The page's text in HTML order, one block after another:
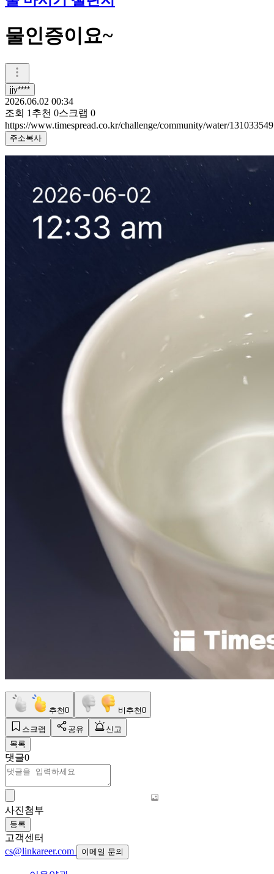
물인증이요~
jjy****
2026.06.02 00:34
조회 1 추천 0스크랩 0
https://www.timespread.co.kr/challenge/community/water/131033549
주소복사
추천0 비추천0
스크랩 공유
신고
목록
댓글0
사진첨부
등록
고객센터
cs@linkareer.com
이메일 문의